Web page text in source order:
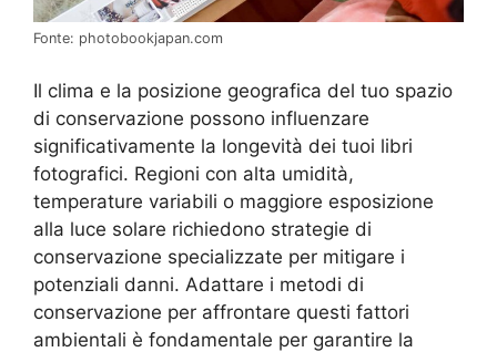
Fonte: photobookjapan.com
Il clima e la posizione geografica del tuo spazio
di conservazione possono influenzare
significativamente la longevità dei tuoi libri
fotografici. Regioni con alta umidità,
temperature variabili o maggiore esposizione
alla luce solare richiedono strategie di
conservazione specializzate per mitigare i
potenziali danni. Adattare i metodi di
conservazione per affrontare questi fattori
ambientali è fondamentale per garantire la